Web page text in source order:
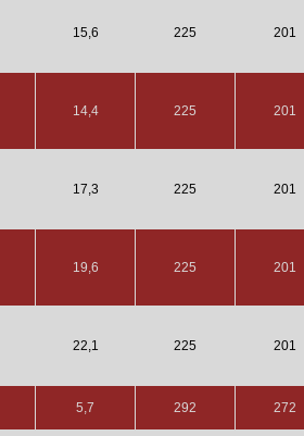
15,6 225 201
14,4 225 201
17,3 225 201
19,6 225 201
22,1 225 201
5,7 292 272